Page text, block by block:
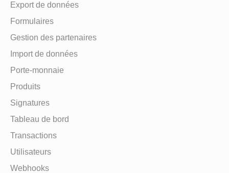
Export de données
Formulaires
Gestion des partenaires
Import de données
Porte-monnaie
Produits
Signatures
Tableau de bord
Transactions
Utilisateurs
Webhooks